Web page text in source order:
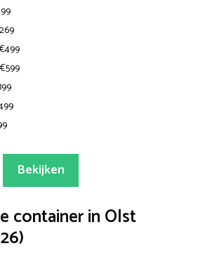
Bekijken
container in Olst